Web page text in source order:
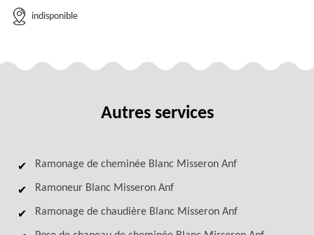
indisponible
Autres services
Ramonage de cheminée Blanc Misseron Anf
Ramoneur Blanc Misseron Anf
Ramonage de chaudière Blanc Misseron Anf